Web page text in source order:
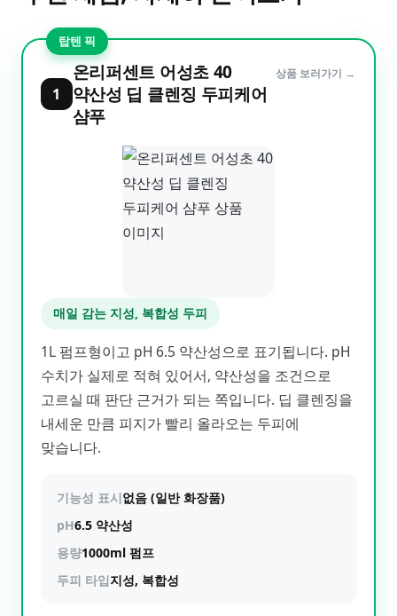
탑텐 픽
1
온리퍼센트 어성초 40
약산성 딥 클렌징 두피케어
샴푸
상품 보러가기 →
매일 감는 지성, 복합성 두피
1L 펌프형이고 pH 6.5 약산성으로 표기됩니다. pH
수치가 실제로 적혀 있어서, 약산성을 조건으로
고르실 때 판단 근거가 되는 쪽입니다. 딥 클렌징을
내세운 만큼 피지가 빨리 올라오는 두피에
맞습니다.
기능성 표시없음 (일반 화장품)
pH6.5 약산성
용량1000ml 펌프
두피 타입지성, 복합성